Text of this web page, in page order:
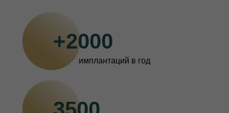
+2000
имплантаций в год